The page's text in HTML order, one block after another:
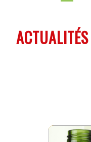
ACTUALITÉS